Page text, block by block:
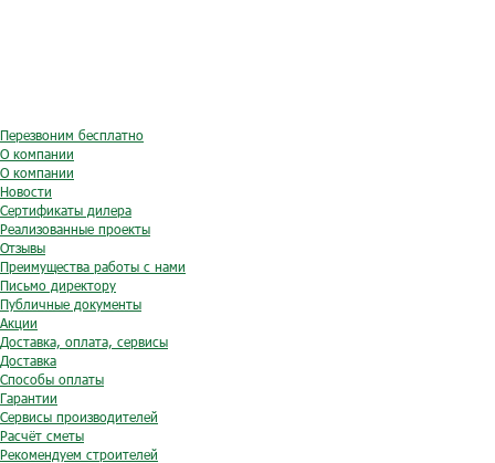
Перезвоним бесплатно
О компании
О компании
Новости
Сертификаты дилера
Реализованные проекты
Отзывы
Преимущества работы с нами
Письмо директору
Публичные документы
Акции
Доставка, оплата, сервисы
Доставка
Способы оплаты
Гарантии
Сервисы производителей
Расчёт сметы
Рекомендуем строителей